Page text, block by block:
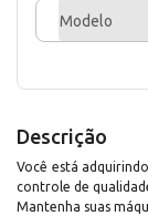
Modelo
Descrição
Você está
controle de
Mantenha suas